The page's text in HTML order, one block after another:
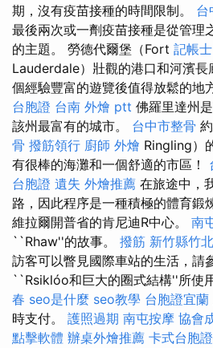
期，沒有疫苗接種的時間限制。 台
最後兩次或一劑疫苗接種是從管理
的主題。 勞德代爾堡（Fort 記帳
Lauderdale）壯觀的港口和河濱長
個經驗豐富的遊覽後值得放鬆的地
台胞證 台南 外燴 ptt 佛羅里達州
該州最富有的城市。 台中市整骨
骨 撥筋領行 廚師 外燴 Ringling）
有很棒的海灘和一個舒適的市區！
台胞證 遺失 外燴推薦 在旅途中，
路，因此程序是一種積極的體育鍛
維拉爾開普省的肯尼迪R中心。 南
``Rhaw''的故事。 撥筋 新竹縣竹
訪客可以瞥見國際車站的生活，請
``Rsiklóo和巨大的圈式結構''所使
春 seo是什麼 seo教學 台胞證宜蘭
時支付。 護照過期 南屯按摩 協會
點擊軟體 辦桌外燴推薦 卡式台胞證